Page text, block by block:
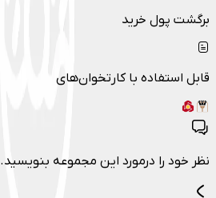
برگشت پول خرید
قابل استفاده با کارتخوان‌های
نظر خود را درمورد این مجموعه بنویسید.